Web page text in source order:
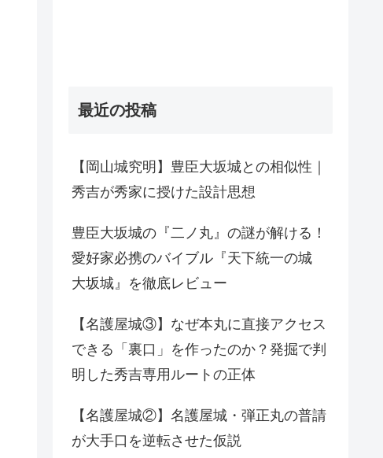
最近の投稿
【岡山城究明】豊臣大坂城との相似性｜
秀吉が秀家に授けた設計思想
豊臣大坂城の『二ノ丸』の謎が解ける！
愛好家必携のバイブル『天下統一の城
大坂城』を徹底レビュー
【名護屋城③】なぜ本丸に直接アクセス
できる「裏口」を作ったのか？発掘で判
明した秀吉専用ルートの正体
【名護屋城②】名護屋城・弾正丸の普請
が大手口を逆転させた仮説